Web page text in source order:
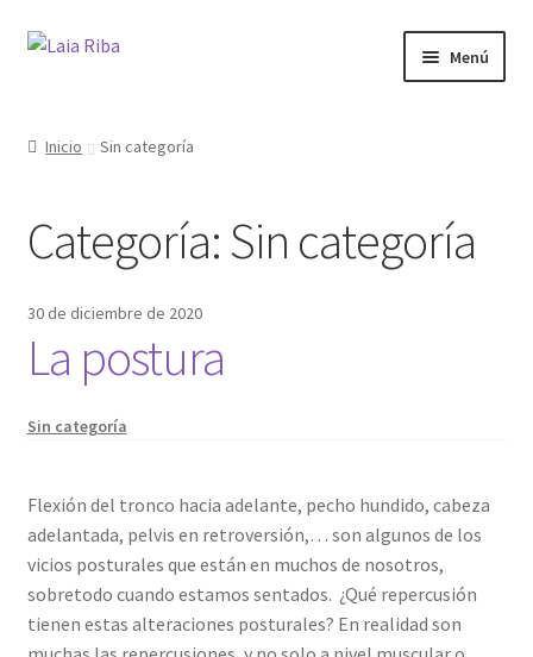
Ir
Ir
Menú
Terapia
Cursos
Regalos
Bonos
Contacto
Sesiones de yoga
Inicio Sin categoría
Categoría:Sin categoría
30 de diciembre de 2020
La postura
Sin categoría
Flexión del tronco hacia adelante, pecho hundido, cabeza
adelantada, pelvis en retroversión,… son algunos de los
vicios posturales que están en muchos de nosotros,
sobretodo cuando estamos sentados. ¿Qué repercusión
tienen estas alteraciones posturales? En realidad son